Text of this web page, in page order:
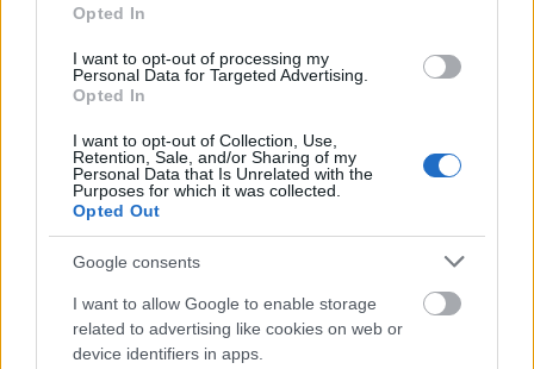
Opted In
I want to opt-out of processing my
Personal Data for Targeted Advertising.
Opted In
I want to opt-out of Collection, Use,
Retention, Sale, and/or Sharing of my
Personal Data that Is Unrelated with the
Purposes for which it was collected.
Opted Out
Google consents
I want to allow Google to enable storage
related to advertising like cookies on web or
device identifiers in apps.
jornadas ha anotado 2 goles, repartido una asistencia y
sumado 34 puntos, con una media de 6,80.
El valor de mercado de Álvaro ha subido debido a su buena
mes después, de 4 millones.
Consejos de compra: 5 opciones 'low cost' para la
jornada 25
Si necesitas reforzar tu equipo de
la jornada 25 de Comunio con un
jugador barato, te presentamos
cinco opciones 'low cost' por